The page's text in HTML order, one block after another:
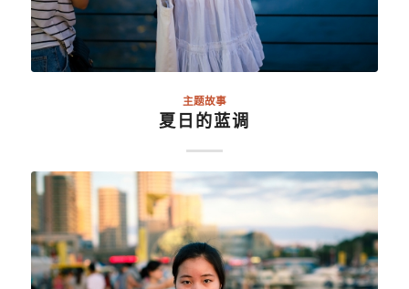
主题故事
夏日的蓝调